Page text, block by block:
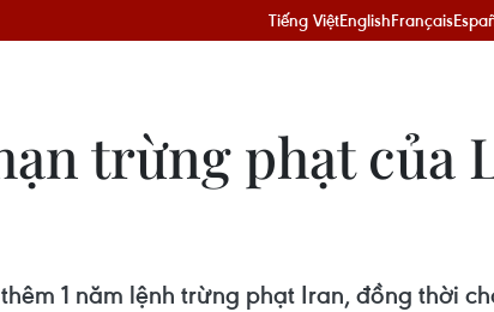
Tiếng ViệtEnglishFrançais
trừng phạt của
1 năm lệnh trừng phạt Iran, đồng thời